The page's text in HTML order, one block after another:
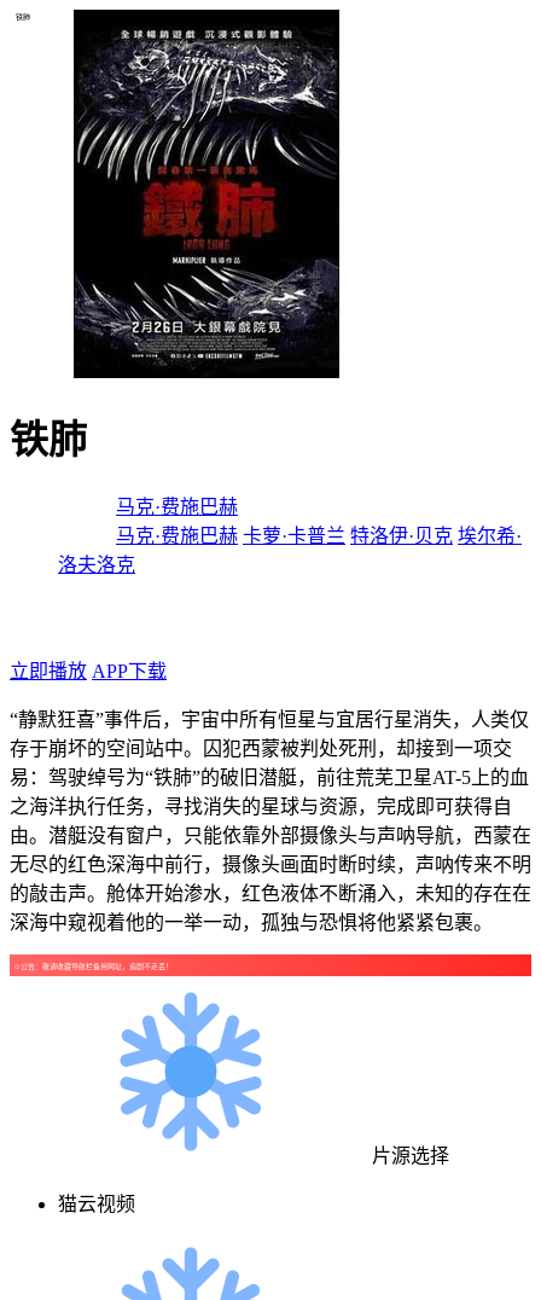
铁肺
铁肺
马克·费施巴赫
马克·费施巴赫 卡萝·卡普兰 特洛伊·贝克 埃尔希·
洛夫洛克
立即播放 APP下载
“静默狂喜”事件后，宇宙中所有恒星与宜居行星消失，人类仅
存于崩坏的空间站中。囚犯西蒙被判处死刑，却接到一项交
易：驾驶绰号为“铁肺”的破旧潜艇，前往荒芜卫星AT-5上的血
之海洋执行任务，寻找消失的星球与资源，完成即可获得自
由。潜艇没有窗户，只能依靠外部摄像头与声呐导航，西蒙在
无尽的红色深海中前行，摄像头画面时断时续，声呐传来不明
的敲击声。舱体开始渗水，红色液体不断涌入，未知的存在在
深海中窥视着他的一举一动，孤独与恐惧将他紧紧包裹。
☺公告：敬请收藏导航栏备用网址，追剧不走丢！
片源选择
猫云视频